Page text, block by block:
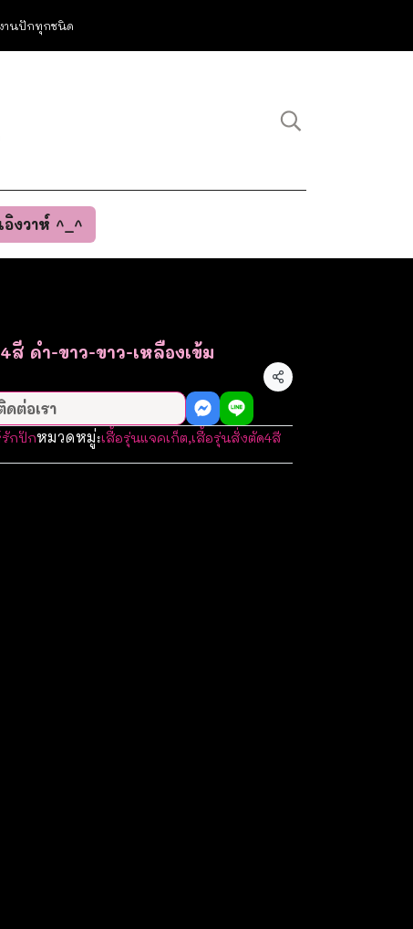
านปักทุกชนิด
งวาห์ ^_^
สี ดำ-ขาว-ขาว-เหลืองเข้ม
แชร์
ดต่อเรา
กปักหมวดหมู่:เสื้อรุ่นแจคเก็ต,เสื้อรุ่นสั่งตัด4สี